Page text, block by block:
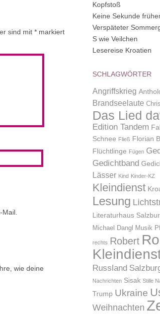
sind mit * markiert
wie deine
Kopfstoß
Keine Sekunde
Verspäteter
S wie Veilchen
Lesereise Kroatien
SCHLAGWÖRTER
Angriffskrieg
Brandseelaute
Das Lied
Edition Tandem
Schnee Fließ Florian
Flüchtlinge Fügen
Gedichtband
Lässer Kind Kinder-KZ
Kleindienst
Lesung
Literaturhaus
Michael Dangl Musik
rechts Robert
Russland
Nachrichten Sisak Stille
Trump Ukraine
Weihnachten